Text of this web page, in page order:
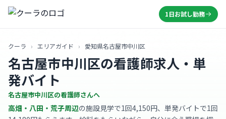
1日お試し勤務
クーラ › エリアガイド › 愛知県名古屋市中川区
名古屋市中川区の看護師求人・単
発バイト
名古屋市中川区の看護師さんへ
高畑・八田・荒子周辺の施設見学で1回4,150円、単発バイトで1回